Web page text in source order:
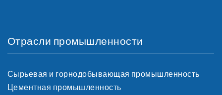
Отрасли промышленности
Сырьевая и горнодобывающая промышленность
Цементная промышленность